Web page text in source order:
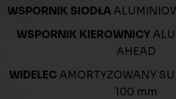
WSPORNIK SIODŁA
WSPORNIK KIEROWNICY
AHEAD
WIDELEC AMORTYZOWANY
100 mm